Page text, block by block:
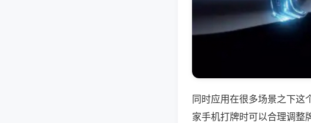
同时应用在很多场景之下这
家手机打牌时可以合理调整